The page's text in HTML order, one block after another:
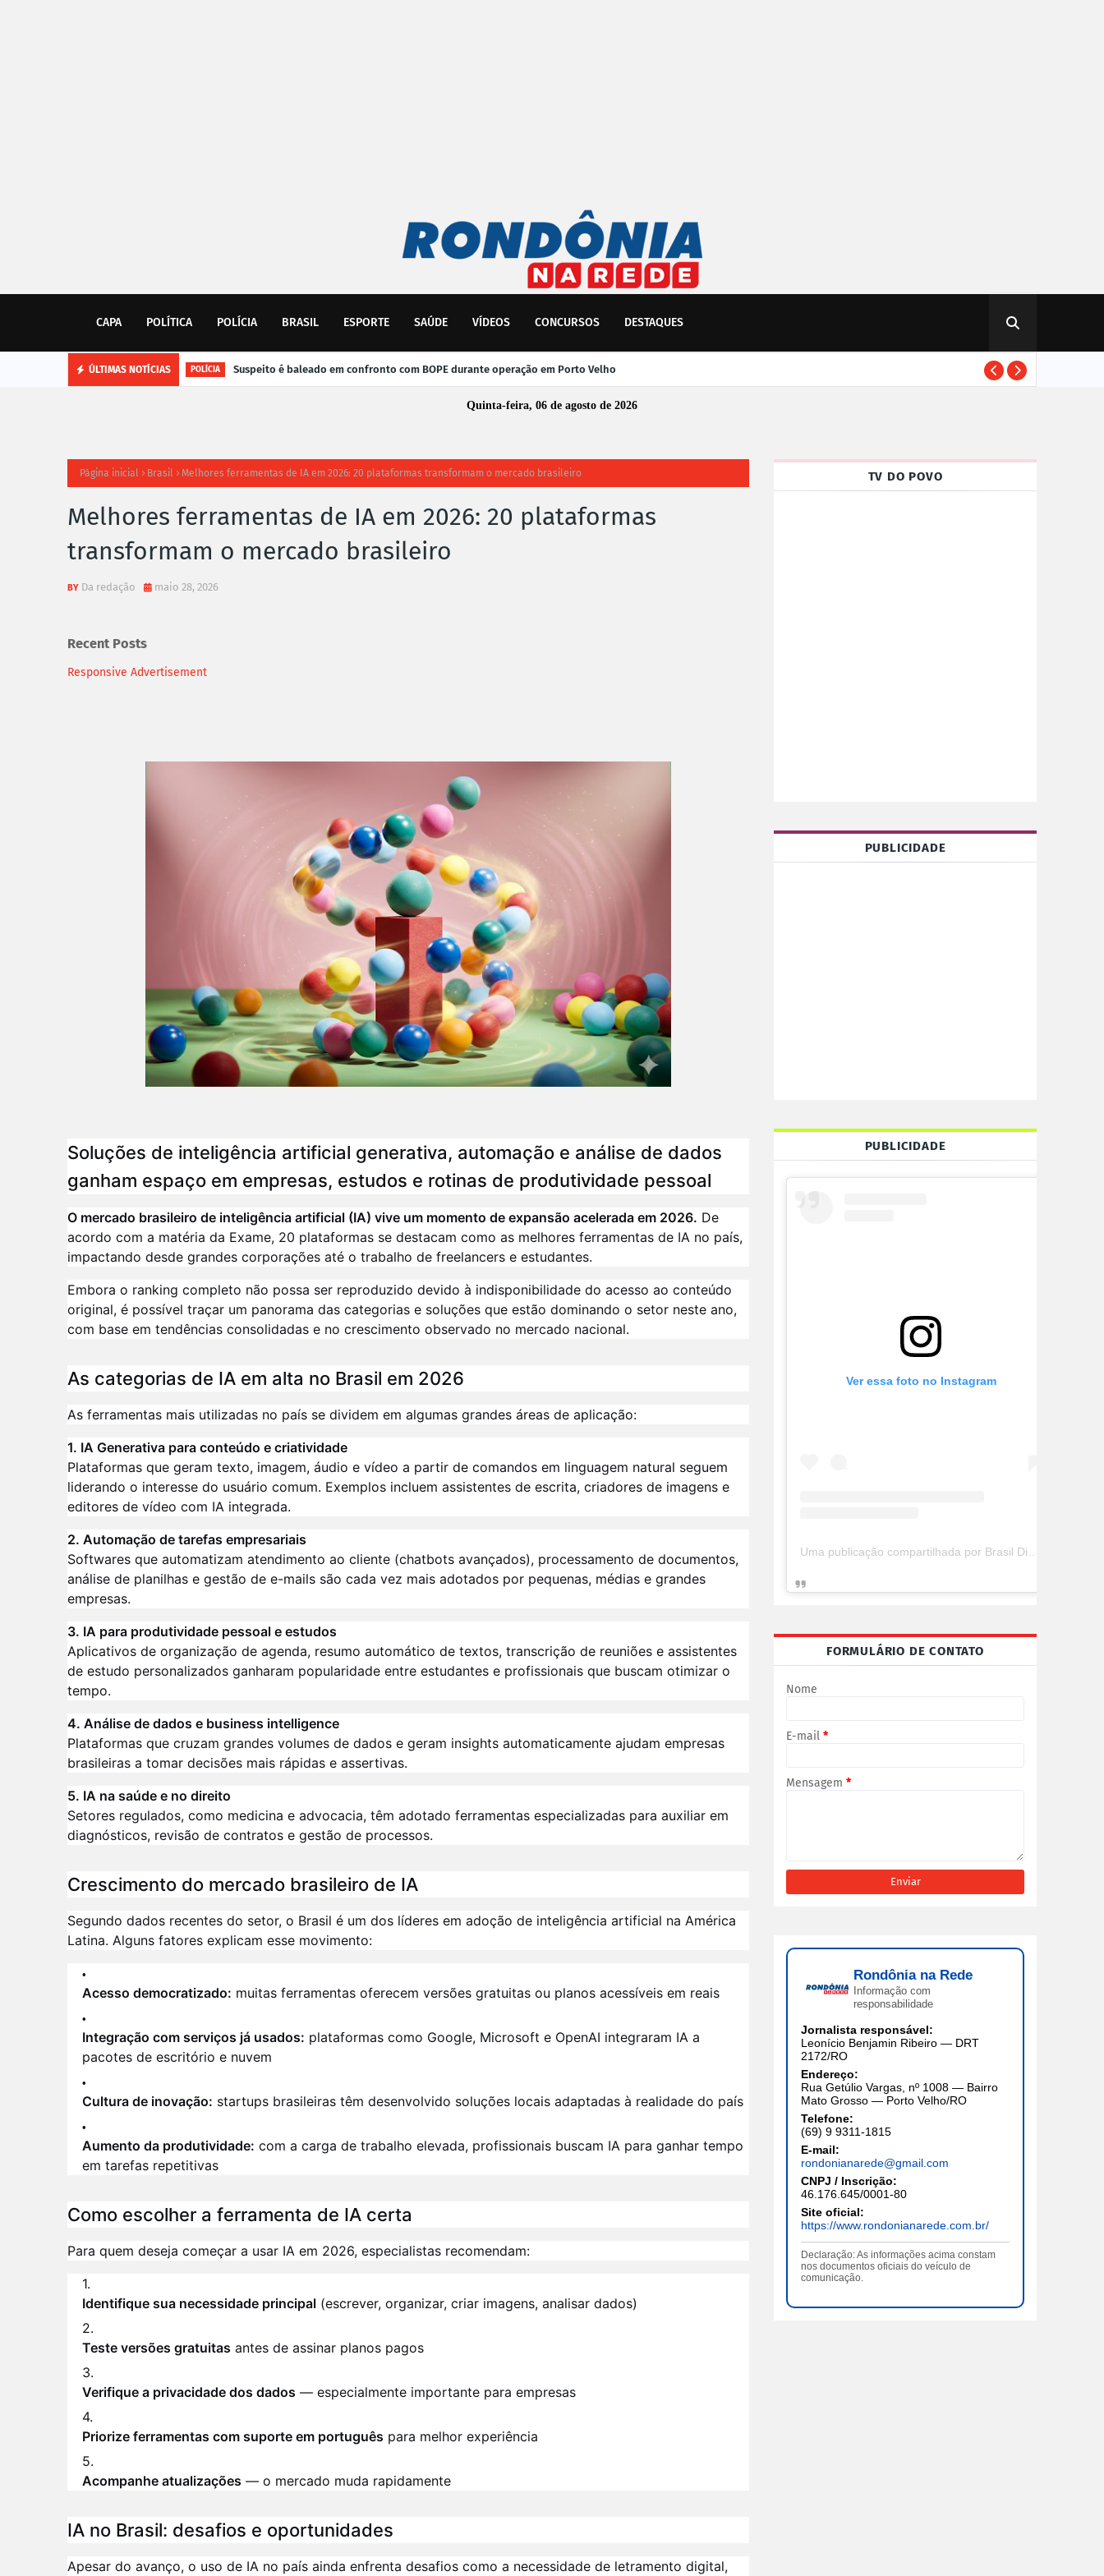
CAPA POLÍTICA POLÍCIA BRASIL ESPORTE SAÚDE VÍDEOS CONCURSOS DESTAQUES
ÚLTIMAS NOTÍCIAS POLÍCIA Suspeito é baleado em confronto com BOPE durante operação em Porto Velho
Quinta-feira, 06 de agosto de 2026
Página inicial Brasil Melhores ferramentas de IA em 2026: 20 plataformas transformam o mercado brasileiro
Melhores ferramentas de IA em 2026: 20 plataformas
transformam o mercado brasileiro
Da redação maio 28, 2026
Recent Posts
Responsive Advertisement
Soluções de inteligência artificial generativa, automação e análise de dados
ganham espaço em empresas, estudos e rotinas de produtividade pessoal
O mercado brasileiro de inteligência artificial (IA) vive um momento de expansão acelerada em 2026. De
acordo com a matéria da Exame, 20 plataformas se destacam como as melhores ferramentas de IA no país,
impactando desde grandes corporações até o trabalho de freelancers e estudantes.
Embora o ranking completo não possa ser reproduzido devido à indisponibilidade do acesso ao conteúdo
original, é possível traçar um panorama das categorias e soluções que estão dominando o setor neste ano,
com base em tendências consolidadas e no crescimento observado no mercado nacional.
As categorias de IA em alta no Brasil em 2026
As ferramentas mais utilizadas no país se dividem em algumas grandes áreas de aplicação:
1. IA Generativa para conteúdo e criatividade
Plataformas que geram texto, imagem, áudio e vídeo a partir de comandos em linguagem natural seguem
liderando o interesse do usuário comum. Exemplos incluem assistentes de escrita, criadores de imagens e
editores de vídeo com IA integrada.
2. Automação de tarefas empresariais
Softwares que automatizam atendimento ao cliente (chatbots avançados), processamento de documentos,
análise de planilhas e gestão de e-mails são cada vez mais adotados por pequenas, médias e grandes
empresas.
3. IA para produtividade pessoal e estudos
Aplicativos de organização de agenda, resumo automático de textos, transcrição de reuniões e assistentes
de estudo personalizados ganharam popularidade entre estudantes e profissionais que buscam otimizar o
tempo.
4. Análise de dados e business intelligence
Plataformas que cruzam grandes volumes de dados e geram insights automaticamente ajudam empresas
brasileiras a tomar decisões mais rápidas e assertivas.
5. IA na saúde e no direito
Setores regulados, como medicina e advocacia, têm adotado ferramentas especializadas para auxiliar em
diagnósticos, revisão de contratos e gestão de processos.
Crescimento do mercado brasileiro de IA
Segundo dados recentes do setor, o Brasil é um dos líderes em adoção de inteligência artificial na América
Latina. Alguns fatores explicam esse movimento:
Acesso democratizado: muitas ferramentas oferecem versões gratuitas ou planos acessíveis em reais
Integração com serviços já usados: plataformas como Google, Microsoft e OpenAI integraram IA a
pacotes de escritório e nuvem
Cultura de inovação: startups brasileiras têm desenvolvido soluções locais adaptadas à realidade do país
Aumento da produtividade: com a carga de trabalho elevada, profissionais buscam IA para ganhar tempo
em tarefas repetitivas
Como escolher a ferramenta de IA certa
Para quem deseja começar a usar IA em 2026, especialistas recomendam:
Identifique sua necessidade principal (escrever, organizar, criar imagens, analisar dados)
Teste versões gratuitas antes de assinar planos pagos
Verifique a privacidade dos dados — especialmente importante para empresas
Priorize ferramentas com suporte em português para melhor experiência
Acompanhe atualizações — o mercado muda rapidamente
IA no Brasil: desafios e oportunidades
Apesar do avanço, o uso de IA no país ainda enfrenta desafios como a necessidade de letramento digital,
TV DO POVO
PUBLICIDADE
PUBLICIDADE
Ver essa foto no Instagram
FORMULÁRIO DE CONTATO
Nome
E-mail *
Mensagem *
Rondônia na Rede
Informação com
responsabilidade
Jornalista responsável:
Leonício Benjamin Ribeiro — DRT
2172/RO
Endereço:
Rua Getúlio Vargas, nº 1008 — Bairro
Mato Grosso — Porto Velho/RO
Telefone:
(69) 9 9311-1815
E-mail:
rondonianarede@gmail.com
CNPJ / Inscrição:
46.176.645/0001-80
Site oficial:
https://www.rondonianarede.com.br/
Declaração: As informações acima constam
nos documentos oficiais do veículo de
comunicação.